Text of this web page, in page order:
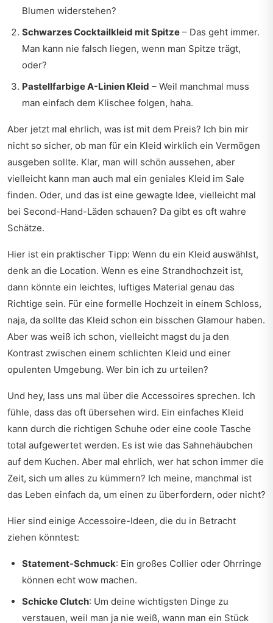
Blumen widerstehen?
Schwarzes Cocktailkleid mit Spitze – Das geht immer.
Man kann nie falsch liegen, wenn man Spitze trägt,
oder?
Pastellfarbige A-Linien Kleid – Weil manchmal muss
man einfach dem Klischee folgen, haha.
Aber jetzt mal ehrlich, was ist mit dem Preis? Ich bin mir
nicht so sicher, ob man für ein Kleid wirklich ein Vermögen
ausgeben sollte. Klar, man will schön aussehen, aber
vielleicht kann man auch mal ein geniales Kleid im Sale
finden. Oder, und das ist eine gewagte Idee, vielleicht mal
bei Second-Hand-Läden schauen? Da gibt es oft wahre
Schätze.
Hier ist ein praktischer Tipp: Wenn du ein Kleid auswählst,
denk an die Location. Wenn es eine Strandhochzeit ist,
dann könnte ein leichtes, luftiges Material genau das
Richtige sein. Für eine formelle Hochzeit in einem Schloss,
naja, da sollte das Kleid schon ein bisschen Glamour haben.
Aber was weiß ich schon, vielleicht magst du ja den
Kontrast zwischen einem schlichten Kleid und einer
opulenten Umgebung. Wer bin ich zu urteilen?
Und hey, lass uns mal über die Accessoires sprechen. Ich
fühle, dass das oft übersehen wird. Ein einfaches Kleid
kann durch die richtigen Schuhe oder eine coole Tasche
total aufgewertet werden. Es ist wie das Sahnehäubchen
auf dem Kuchen. Aber mal ehrlich, wer hat schon immer die
Zeit, sich um alles zu kümmern? Ich meine, manchmal ist
das Leben einfach da, um einen zu überfordern, oder nicht?
Hier sind einige Accessoire-Ideen, die du in Betracht
ziehen könntest:
Statement-Schmuck: Ein großes Collier oder Ohrringe
können echt wow machen.
Schicke Clutch: Um deine wichtigsten Dinge zu
verstauen, weil man ja nie weiß, wann man ein Stück